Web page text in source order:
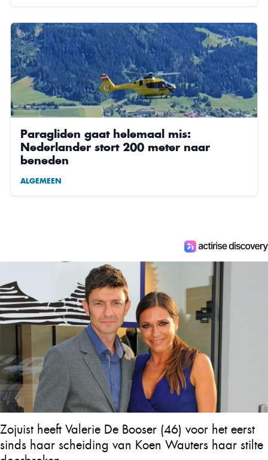
Paragliden gaat helemaal mis:
Nederlander stort 200 meter naar
beneden
ALGEMEEN
Zojuist heeft Valerie De Booser (46) voor het eerst
sinds haar scheiding van Koen Wauters haar stilte